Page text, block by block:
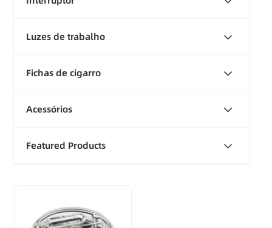
Luzes de trabalho
Fichas de cigarro
Acessórios
Featured Products